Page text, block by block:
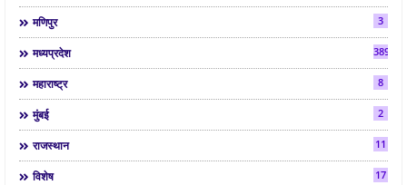
मणिपुर 3
मध्यप्रदेश 3892
महाराष्ट्र 8
मुंबई 2
राजस्थान 11
विशेष 17